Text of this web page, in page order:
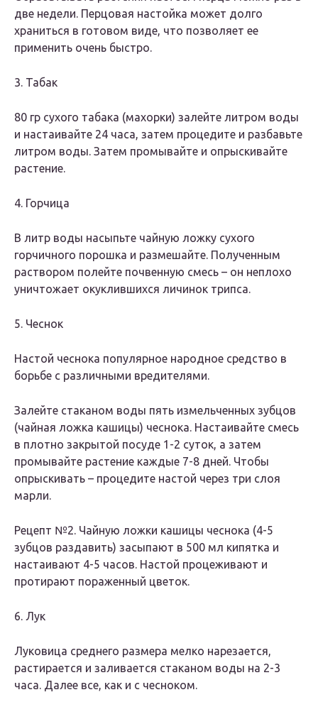
две недели. Перцовая настойка может долго
храниться в готовом виде, что позволяет ее
применить очень быстро.
3. Табак
80 гр сухого табака (махорки) залейте литром воды
и настаивайте 24 часа, затем процедите и разбавьте
литром воды. Затем промывайте и опрыскивайте
растение.
4. Горчица
В литр воды насыпьте чайную ложку сухого
горчичного порошка и размешайте. Полученным
раствором полейте почвенную смесь – он неплохо
уничтожает окуклившихся личинок трипса.
5. Чеснок
Настой чеснока популярное народное средство в
борьбе с различными вредителями.
Залейте стаканом воды пять измельченных зубцов
(чайная ложка кашицы) чеснока. Настаивайте смесь
в плотно закрытой посуде 1-2 суток, а затем
промывайте растение каждые 7-8 дней. Чтобы
опрыскивать – процедите настой через три слоя
марли.
Рецепт №2. Чайную ложки кашицы чеснока (4-5
зубцов раздавить) засыпают в 500 мл кипятка и
настаивают 4-5 часов. Настой процеживают и
протирают пораженный цветок.
6. Лук
Луковица среднего размера мелко нарезается,
растирается и заливается стаканом воды на 2-3
часа. Далее все, как и с чесноком.